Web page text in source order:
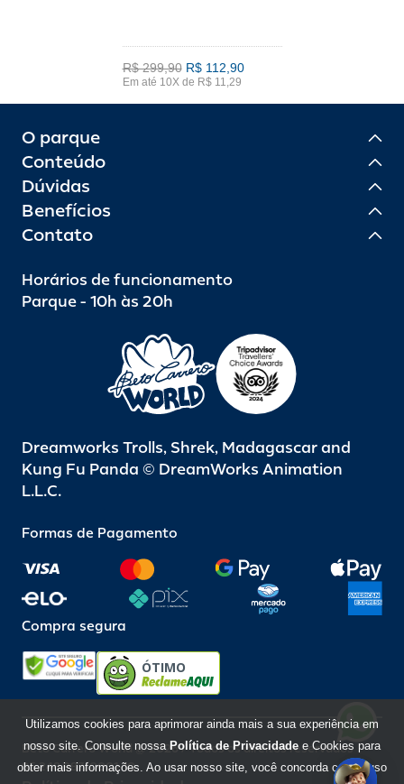
R$ 299,90 R$ 112,90
Em até 10X de R$ 11,29
O parque
Conteúdo
Dúvidas
Benefícios
Contato
Horários de funcionamento
Parque - 10h às 20h
Dreamworks Trolls, Shrek, Madagascar and
Kung Fu Panda © DreamWorks Animation
L.L.C.
Formas de Pagamento
Compra segura
ÓTIMO
Beto Carrero World @ 2026 / Todos os direitos reservados
85.248.987/0001-10
Utilizamos cookies para aprimorar ainda mais a sua experiência em
nosso site. Consulte nossa Política de Privacidade e Cookies para
obter mais informações. Ao usar nosso site, você concorda com o uso